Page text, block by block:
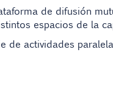
de difusión
espacios de la
de actividades